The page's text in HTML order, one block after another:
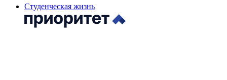
Студенческая жизнь